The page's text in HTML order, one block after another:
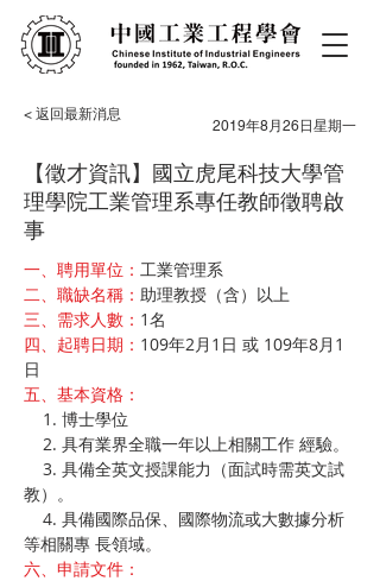
< 返回最新消息
2019年8月26日星期一
【徵才資訊】國立虎尾科技大學管
理學院工業管理系專任教師徵聘啟
事
一、聘用單位： 工業管理系
二、職缺名稱： 助理教授（含）以上
三、需求人數： 1名
四、起聘日期： 109年2月1日 或 109年8月1
日
五、基本資格：
1. 博士學位
2. 具有業界全職一年以上相關工作 經驗。
3. 具備全英文授課能力（面試時需英文試
教）。
4. 具備國際品保、國際物流或大數據分析
等相關專 長領域。
六、申請文件：